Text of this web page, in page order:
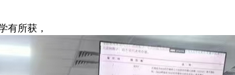
所获，